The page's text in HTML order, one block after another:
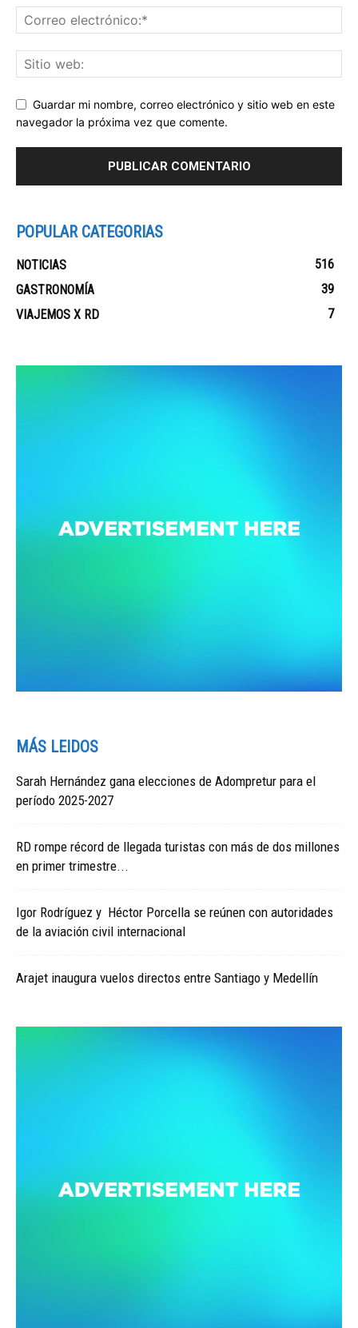
Guardar mi nombre, correo electrónico y sitio web en este
navegador la próxima vez que comente.
POPULAR CATEGORIAS
NOTICIAS
516
GASTRONOMÍA
39
VIAJEMOS X RD
7
MÁS LEIDOS
Sarah Hernández gana elecciones de Adompretur para el
período 2025-2027
RD rompe récord de llegada turistas con más de dos millones
en primer trimestre...
Igor Rodríguez y Héctor Porcella se reúnen con autoridades
de la aviación civil internacional
Arajet inaugura vuelos directos entre Santiago y Medellín